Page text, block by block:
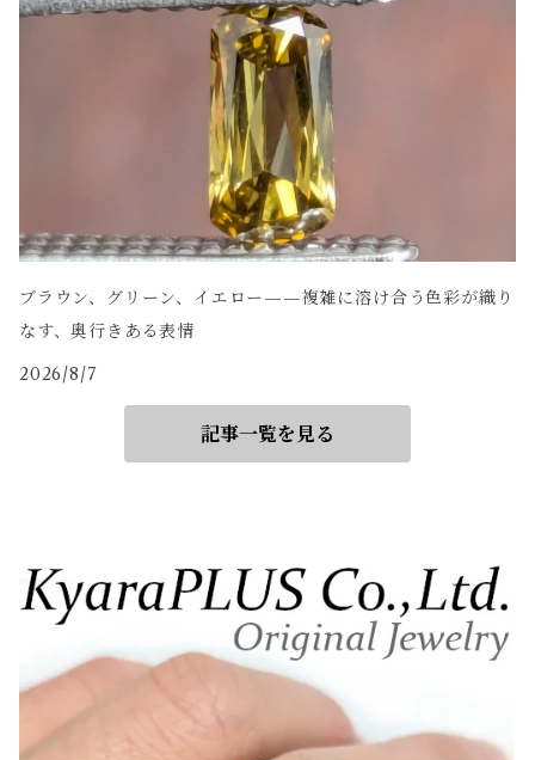
ブラウン、グリーン、イエロー——複雑に溶け合う色彩が織り
なす、奥行きある表情
2026/8/7
記事一覧を見る